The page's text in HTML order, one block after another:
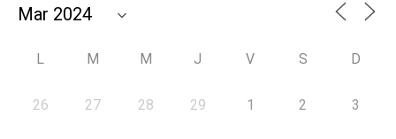
L M M J V S D
26 27 28 29 1 2 3